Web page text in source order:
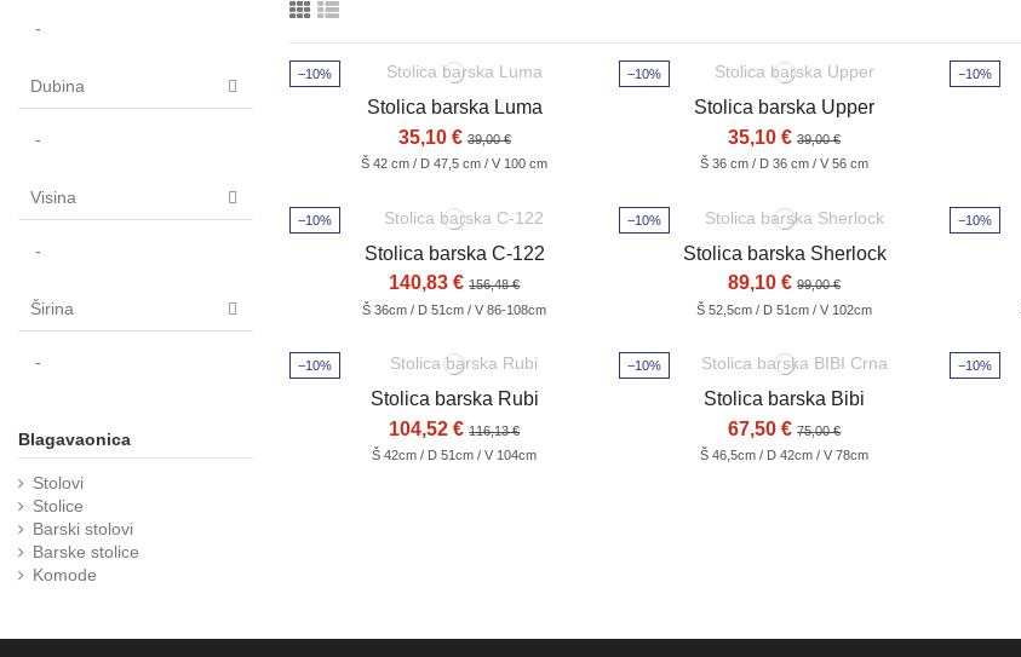
−10%
Stolica barska Luma
35,10 €39,00 €
Š 42 cm / D 47,5 cm / V 100 cm
−10%
Stolica barska Upper
35,10 €39,00 €
Š 36 cm / D 36 cm / V 56 cm
−10%
−10%
Stolica barska C-122
140,83 €156,48 €
Š 36cm / D 51cm / V 86-108cm
−10%
Stolica barska Sherlock
89,10 €99,00 €
Š 52,5cm / D 51cm / V 102cm
−10%
−10%
Stolica barska Rubi
104,52 €116,13 €
Š 42cm / D 51cm / V 104cm
−10%
Stolica barska Bibi
67,50 €75,00 €
Š 46,5cm / D 42cm / V 78cm
−10%
-
Dubina
-
Visina
-
Širina
-
Blagavaonica
Stolovi
Stolice
Barski stolovi
Barske stolice
Komode